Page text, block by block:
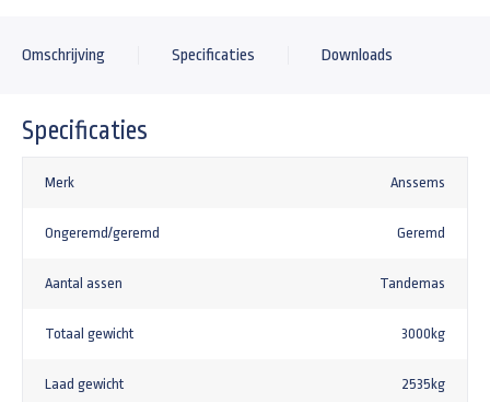
Omschrijving Specificaties Downloads
Specificaties
Merk Anssems
Ongeremd/geremd Geremd
Aantal assen Tandemas
Totaal gewicht 3000kg
Laad gewicht 2535kg